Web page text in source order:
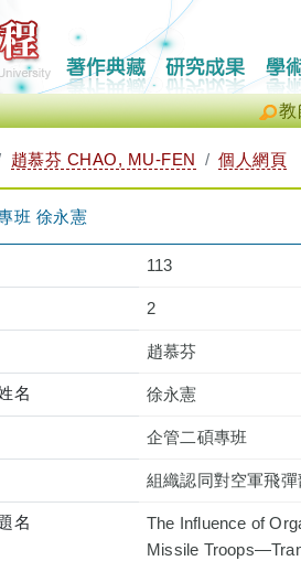
教
趙慕芬 CHAO, MU-FEN 個人網頁
班 徐永憲
113
2
趙慕芬
名 徐永憲
企管二碩專班
組織認同對空軍飛
名
The Influence of
Missile